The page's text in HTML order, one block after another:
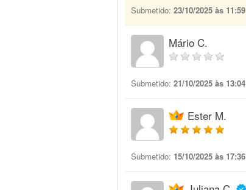
Submetido: 23/10/2025 às 11:59
Mário C.
Submetido: 21/10/2025 às 13:04
Ester M.
Submetido: 15/10/2025 às 17:36